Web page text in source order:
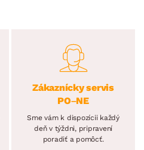
Zákaznícky servis
PO–NE
Sme vám k dispozícii každý
deň v týždni, pripravení
poradiť a pomôcť.